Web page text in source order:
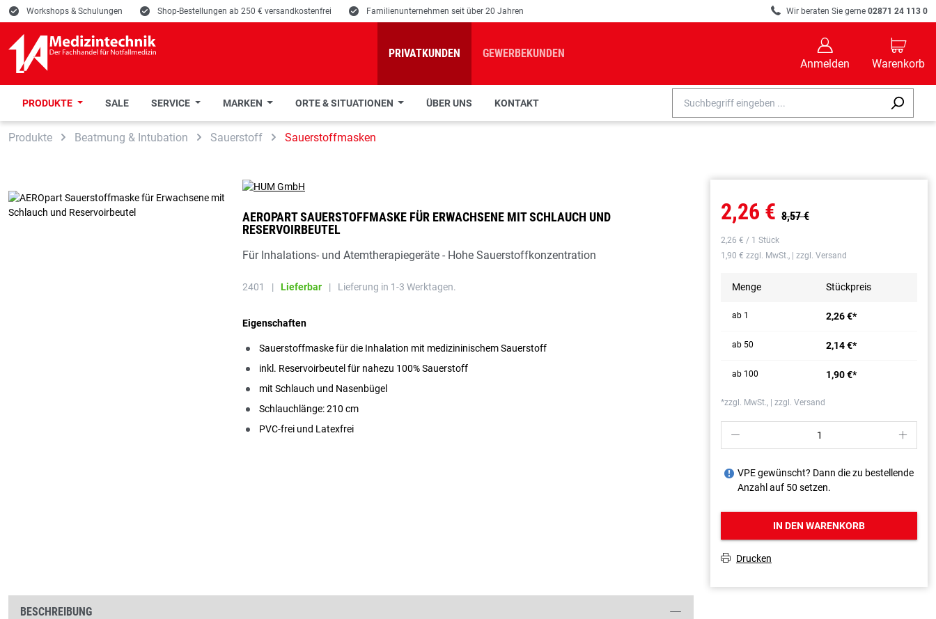
Zur Suche springen
Zur Hauptnavigation springen
E Workshops & Schulungen E Shop-Bestellungen ab 250 € versandkostenfrei E Familienunternehmen seit über 20 Jahren R Wir beraten Sie gerne 02871 24 113 0
PRIVATKUNDEN GEWERBEKUNDEN
B
Anmelden
C
Warenkorb
PRODUKTE SALE SERVICE MARKEN ORTE & SITUATIONEN ÜBER UNS KONTAKT
Produkte Beatmung & Intubation Sauerstoff Sauerstoffmasken
AEROPART SAUERSTOFFMASKE FÜR ERWACHSENE MIT SCHLAUCH UND
RESERVOIRBEUTEL
Für Inhalations- und Atemtherapiegeräte - Hohe Sauerstoffkonzentration
2401 | Lieferbar | Lieferung in 1-3 Werktagen.
Eigenschaften
Sauerstoffmaske für die Inhalation mit medizininischem Sauerstoff
inkl. Reservoirbeutel für nahezu 100% Sauerstoff
mit Schlauch und Nasenbügel
Schlauchlänge: 210 cm
PVC-frei und Latexfrei
BESCHREIBUNG
2,26 € 8,57 €
2,26 € / 1 Stück
1,90 € zzgl. MwSt., | zzgl. Versand
Menge Stückpreis
ab 1 2,26 €*
ab 50 2,14 €*
ab 100 1,90 €*
*zzgl. MwSt., | zzgl. Versand
P S
J VPE gewünscht? Dann die zu bestellende
Anzahl auf 50 setzen.
IN DEN WARENKORB
T Drucken